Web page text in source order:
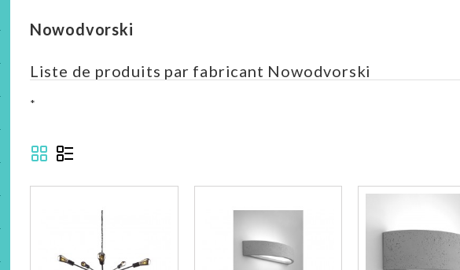
Nowodvorski
Liste de produits par fabricant Nowodvorski
*